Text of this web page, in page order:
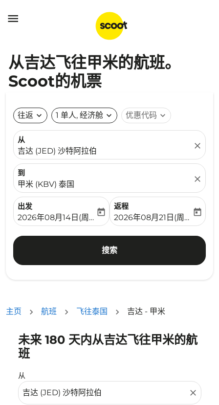

从吉达飞往甲米的航班。
Scoot的机票
往返 expand_more 1 单人, 经济舱 expand_more 优惠代码 expand_more
从
吉达 (JED) 沙特阿拉伯
close
到
甲米 (KBV) 泰国
close
出发
fc-booking-departure-date-aria-label
2026年08月14日(周五)
today
返程
fc-booking-return-date-
2026年08月21日(周五)
today
搜索
主页 航班 飞往泰国 吉达 - 甲米
未来 180 天内从吉达飞往甲米的航
班
从
close
没有符合您的筛选条件的机票。请调整您的筛选条件。